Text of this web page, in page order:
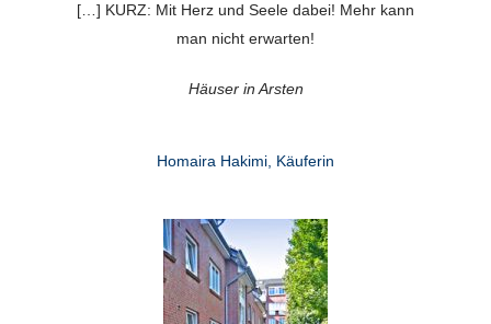
[…] KURZ: Mit Herz und Seele dabei! Mehr kann
man nicht erwarten!
Häuser in Arsten
Homaira Hakimi, Käuferin